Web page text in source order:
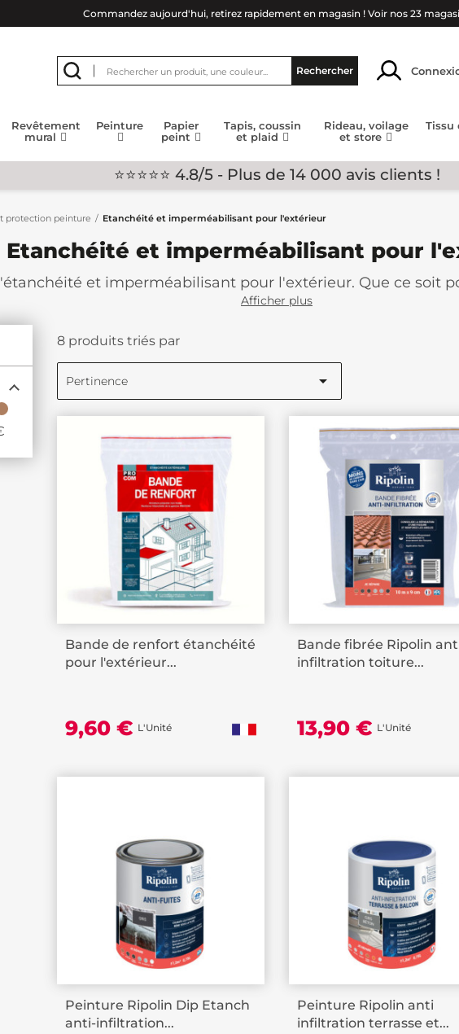
Commandez aujourd'hui, retirez rapidement en magasin ! Voir nos 23
Rechercher
Revêtement
mural
Peinture
Papier
peint
Tapis, coussin
et plaid
Rideau, voilage
et store
Tissu
⭐⭐⭐⭐⭐ 4.8/5 - Plus de 14 000 avis clients !
protection peinture Etanchéité et imperméabilisant pour l'extérieur
Etanchéité et imperméabilisant pour
et imperméabilisant pour l'extérieur. Que ce soit
une étanchéité de pro ! Il est important de le faire, les
Afficher plus
8 produits triés par
Pertinence 
Bande de renfort étanchéité
pour l'extérieur...
9,60 € L'Unité
Bande fibrée Ripolin
infiltration toiture...
13,90 € L'Unité
Peinture Ripolin Dip Etanch
anti-infiltration...
Peinture Ripolin anti
infiltration terrasse et...